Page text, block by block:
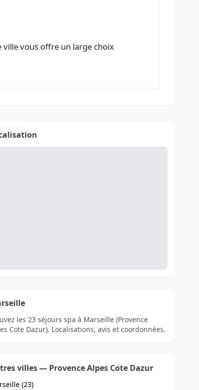
ville vous offre un large choix
les 23 séjours spa à Marseille (Provence
Cote Dazur). Localisations, avis et coordonnées.
villes — Provence Alpes Cote Dazur
(23)